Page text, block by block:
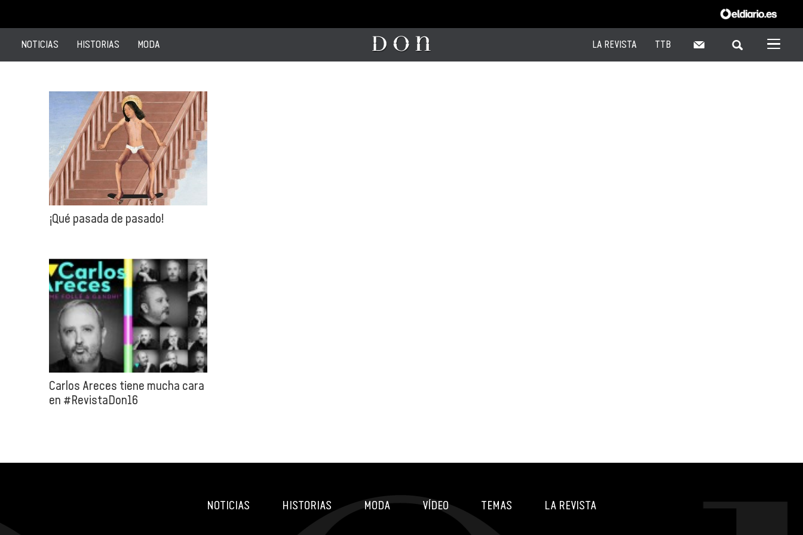
NOTICIAS HISTORIAS MODA LA REVISTA TTB
¡Qué pasada de pasado!
Carlos Areces tiene mucha cara
en #RevistaDon16
NOTICIAS HISTORIAS MODA VÍDEO TEMAS LA REVISTA